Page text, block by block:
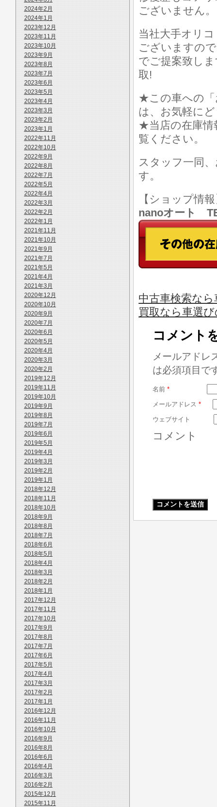
2024年2月
2024年1月
2023年12月
2023年11月
2023年10月
2023年9月
2023年8月
2023年7月
2023年6月
2023年5月
2023年4月
2023年3月
2023年2月
2023年1月
2022年11月
2022年10月
2022年9月
2022年8月
2022年7月
2022年5月
2022年4月
2022年3月
2022年2月
2022年1月
2021年11月
2021年10月
2021年9月
2021年7月
2021年5月
2021年4月
2021年3月
2020年12月
2020年10月
2020年9月
2020年7月
2020年6月
2020年5月
2020年4月
2020年3月
2020年2月
2019年12月
2019年11月
2019年10月
2019年9月
2019年8月
2019年7月
2019年6月
2019年5月
2019年4月
2019年3月
2019年2月
2019年1月
2018年12月
2018年11月
2018年10月
2018年9月
2018年8月
2018年7月
2018年6月
2018年5月
2018年4月
2018年3月
2018年2月
2018年1月
2017年12月
2017年11月
2017年10月
2017年9月
2017年8月
2017年7月
2017年6月
2017年5月
2017年4月
2017年3月
2017年2月
2017年1月
2016年12月
2016年11月
2016年10月
2016年9月
2016年8月
2016年6月
2016年4月
2016年3月
2016年2月
2015年12月
2015年11月
ございません。
当社大手オリ
ございますの
でご提案致し
取!
★この車への「
は、お気軽に
★当店の在庫情
覧ください。
スタッフ一同
す。
【ショップ情
nanoオート
中古車検索な
買取なら車選
コメント
メールアドレ
は必須項目で
名前 *
メールアドレス *
ウェブサイト
コメント